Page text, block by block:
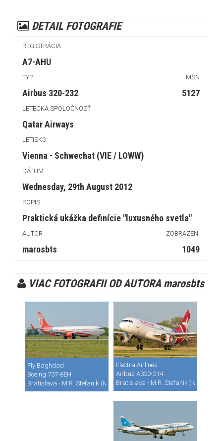
DETAIL FOTOGRAFIE
REGISTRÁCIA
A7-AHU
TYP MSN
Airbus 320-232 5127
LETECKÁ SPOLOČNOSŤ
Qatar Airways
LETISKO
Vienna - Schwechat (VIE / LOWW)
DÁTUM
Wednesday, 29th August 2012
POPIS
Praktická ukážka definície "luxusného svetla"
AUTOR ZOBRAZENÍ
marosbts 1049
VIAC FOTOGRAFII OD AUTORA marosbts
Fly Baghdad
Boeing 737-8EH
Bratislava - M.R. Stefanik (Ivanka) (BTS / LZIB)
Electra Airlines
Airbus A320-214
Bratislava - M.R. Stefanik (Ivanka)